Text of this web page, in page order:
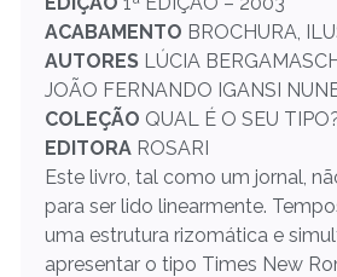
ACABAMENTO BROCHURA,
AUTORES LÚCIA
JOÃO FERNANDO IGANSI
COLEÇÃO QUAL É O SEU
EDITORA ROSARI
Este livro, tal como um jornal,
para ser lido linearmente.
uma estrutura rizomática e
apresentar o tipo Times New